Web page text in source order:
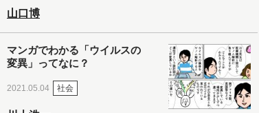
山口博
マンガでわかる「ウイルスの
変異」ってなに？
2021.05.04 社会